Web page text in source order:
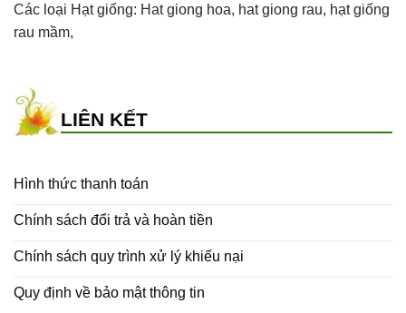
Các loại Hạt giống: Hat giong hoa, hat giong rau, hạt giống
rau mầm,
LIÊN KẾT
Hình thức thanh toán
Chính sách đổi trả và hoàn tiền
Chính sách quy trình xử lý khiếu nại
Quy định về bảo mật thông tin